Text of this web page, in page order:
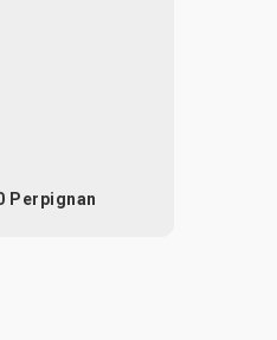
Perpignan